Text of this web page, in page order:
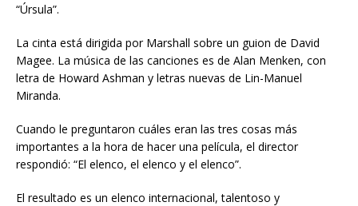
“Úrsula”.
La cinta está dirigida por Marshall sobre un guion de David
Magee. La música de las canciones es de Alan Menken, con
letra de Howard Ashman y letras nuevas de Lin-Manuel
Miranda.
Cuando le preguntaron cuáles eran las tres cosas más
importantes a la hora de hacer una película, el director
respondió: “El elenco, el elenco y el elenco”.
El resultado es un elenco internacional, talentoso y